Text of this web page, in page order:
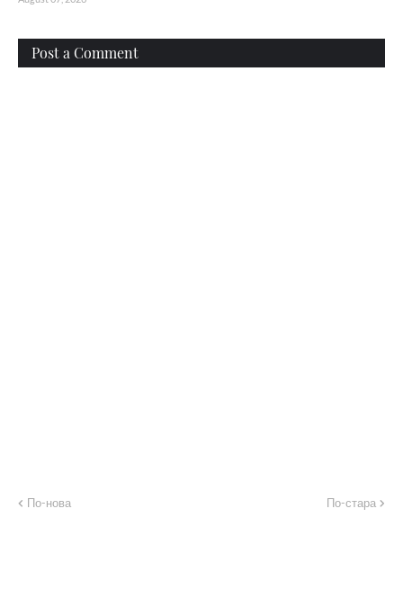
Post a Comment
По-нова По-стара